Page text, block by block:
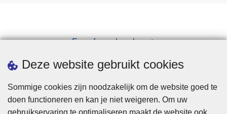
Deze website gebruikt cookies
Sommige cookies zijn noodzakelijk om de website goed te
doen functioneren en kan je niet weigeren. Om uw
gebruikservaring te optimaliseren maakt de website ook
Een afspraak maken